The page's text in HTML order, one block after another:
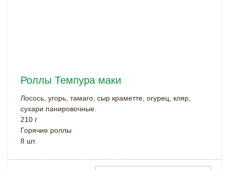
Роллы Темпура маки
Лосось, угорь, тамаго, сыр краметте, огурец, кляр,
сухари панировочные.
210 г
Горячие роллы
8 шт.